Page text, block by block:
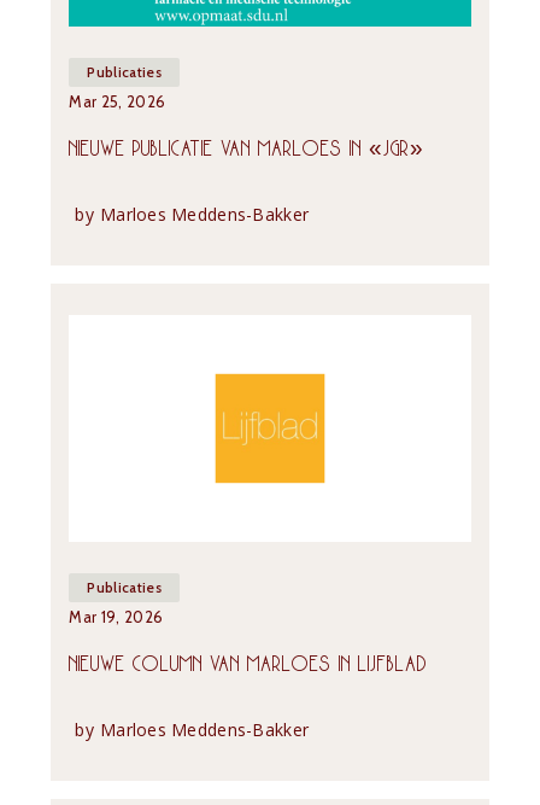
Publicaties
Mar 25, 2026
NIEUWE PUBLICATIE VAN MARLOES IN «JGR»
by Marloes Meddens-Bakker
Publicaties
Mar 19, 2026
NIEUWE COLUMN VAN MARLOES IN LIJFBLAD
by Marloes Meddens-Bakker